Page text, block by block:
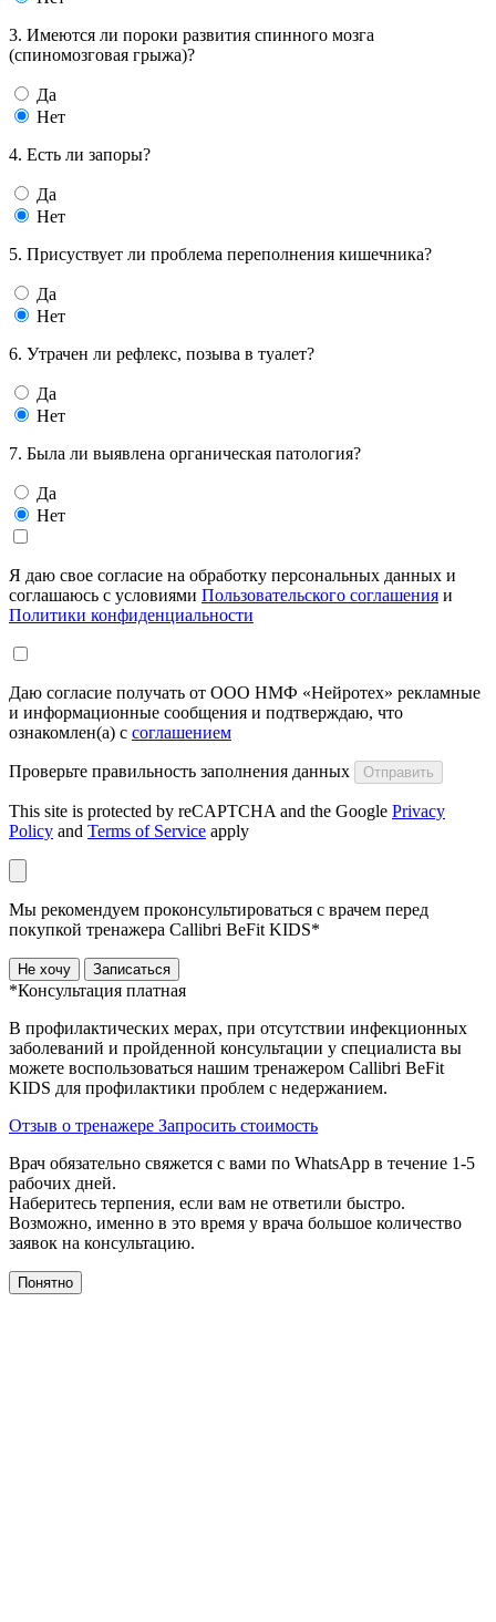
3. Имеются ли пороки развития спинного мозга
(спиномозговая грыжа)?
Да
Нет
4. Есть ли запоры?
Да
Нет
5. Присуствует ли проблема переполнения кишечника?
Да
Нет
6. Утрачен ли рефлекс, позыва в туалет?
Да
Нет
7. Была ли выявлена органическая патология?
Да
Нет
Я даю свое согласие на обработку персональных данных и
соглашаюсь с условиями Пользовательского соглашения и
Политики конфиденциальности
Даю согласие получать от ООО НМФ «Нейротех» рекламные
и информационные сообщения и подтверждаю, что
ознакомлен(а) с соглашением
Проверьте правильность заполнения данных Отправить
This site is protected by reCAPTCHA and the Google Privacy
Policy and Terms of Service apply
Мы рекомендуем проконсультироваться с врачем перед
покупкой тренажера Callibri BeFit KIDS*
Не хочу Записаться
*Консультация платная
В профилактических мерах, при отсутствии инфекционных
заболеваний и пройденной консультации у специалиста вы
можете воспользоваться нашим тренажером Сallibri BeFit
KIDS для профилактики проблем с недержанием.
Отзыв о тренажере Запросить стоимость
Врач обязательно свяжется с вами по WhatsApp в течение 1-5
рабочих дней.
Наберитесь терпения, если вам не ответили быстро.
Возможно, именно в это время у врача большое количество
заявок на консультацию.
Понятно